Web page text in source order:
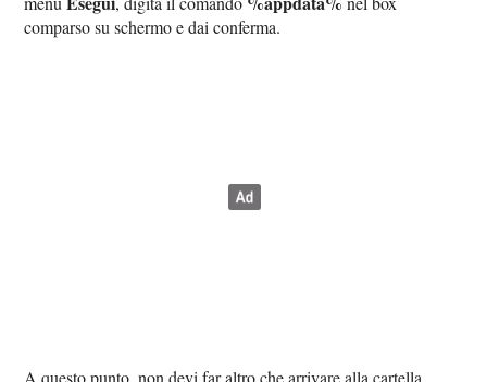
comparso su schermo e dai conferma.
A questo punto, non devi far altro che arrivare alla cartella